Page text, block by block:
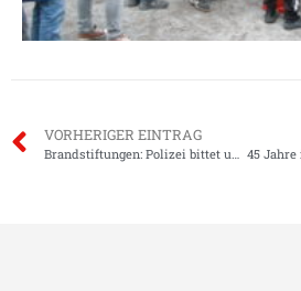
VORHERIGER EINTRAG
Brandstiftungen: Polizei bittet um Hilfe!